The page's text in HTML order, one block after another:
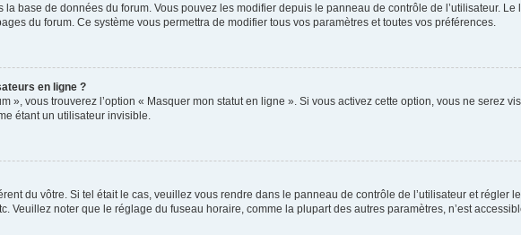
base de données du forum. Vous pouvez les modifier depuis le panneau de contrôle de l’utilisateur. Le
du forum. Ce système vous permettra de modifier tous vos paramètres et toutes vos préférences.
en ligne ?
», vous trouverez l’option « Masquer mon statut en ligne ». Si vous activez cette option, vous ne serez
étant un utilisateur invisible.
du vôtre. Si tel était le cas, veuillez vous rendre dans le panneau de contrôle de l’utilisateur et régler
Veuillez noter que le réglage du fuseau horaire, comme la plupart des autres paramètres, n’est